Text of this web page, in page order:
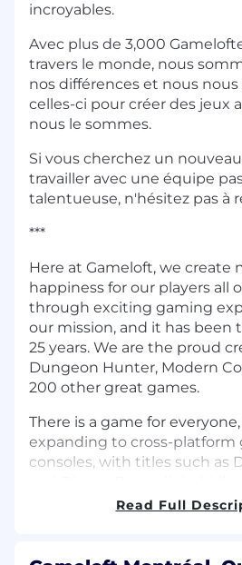
incroyables.
Avec plus de 3,000
travers le monde, nous
nos différences et nous
celles-ci pour créer des jeux
nous le sommes.
Si vous cherchez un
travailler avec une équipe
talentueuse, n'hésitez pas à
***
Here at Gameloft, we create
happiness for our players all
through exciting gaming
our mission, and it has been
25 years. We are the proud
Dungeon Hunter, Modern
200 other great games.
There is a game for
expanding to cross-platform
consoles, with titles such as
players with even more
across the globe, we take
Read Full